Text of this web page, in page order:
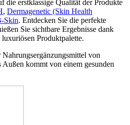
die erstklassige Qualität der Produkte
, Dermagenetic (Skin Health
Skin. Entdecken Sie die perfekte
Sie sichtbare Ergebnisse dank
Produktpalette.
von
Außen kommt von einem gesunden